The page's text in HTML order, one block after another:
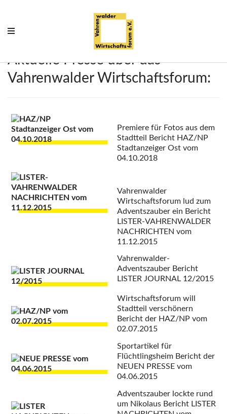
Aktuelle Presse über das
Vahrenwalder Wirtschaftsforum:
Premiere für Fotos aus dem
Stadtteil
Bericht HAZ/NP
Stadtanzeiger Ost vom
04.10.2018
Vahrenwalder
Wirtschaftsforum lud zum
Adventszauber ein Bericht
LISTER-VAHRENWALDER
NACHRICHTEN vom
11.12.2015
Vahrenwalder-
Adventszauber Bericht
LISTER JOURNAL 12/2015
Wirtschaftsforum will
Stadtteil verschönern
Bericht der HAZ/NP vom
02.07.2015
Sportartikel für
Flüchtlingsheim Bericht der
NEUEN PRESSE vom
04.06.2015
Adventszauber lockte rund
um Nikolaus Bericht LISTER